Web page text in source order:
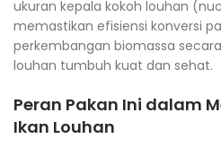
ukuran kepala kokoh louhan
memastikan efisiensi konversi
perkembangan biomassa
louhan tumbuh kuat dan sehat.
Peran Pakan Ini dalam
Ikan Louhan